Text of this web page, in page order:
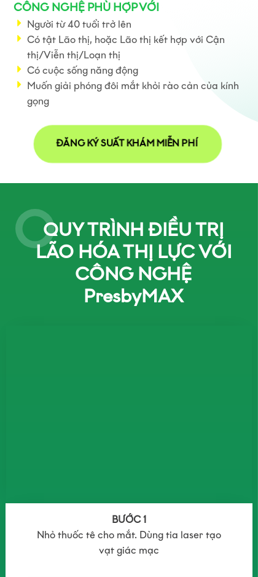
Người từ 40 tuổi trở lên
Có tật Lão thị, hoặc Lão thị kết hợp với Cận
thị/Viễn thị/Loạn thị
Có cuộc sống năng động
Muốn giải phóng đôi mắt khỏi rào cản của kính
gọng
ĐĂNG KÝ SUẤT KHÁM MIỄN PHÍ
CÔNG NGHỆ PHÙ HỢP VỚI
QUY TRÌNH ĐIỀU TRỊ
LÃO HÓA THỊ LỰC VỚI
CÔNG NGHỆ
PresbyMAX
BƯỚC 1
Nhỏ thuốc tê cho mắt. Dùng tia laser tạo
vạt giác mạc